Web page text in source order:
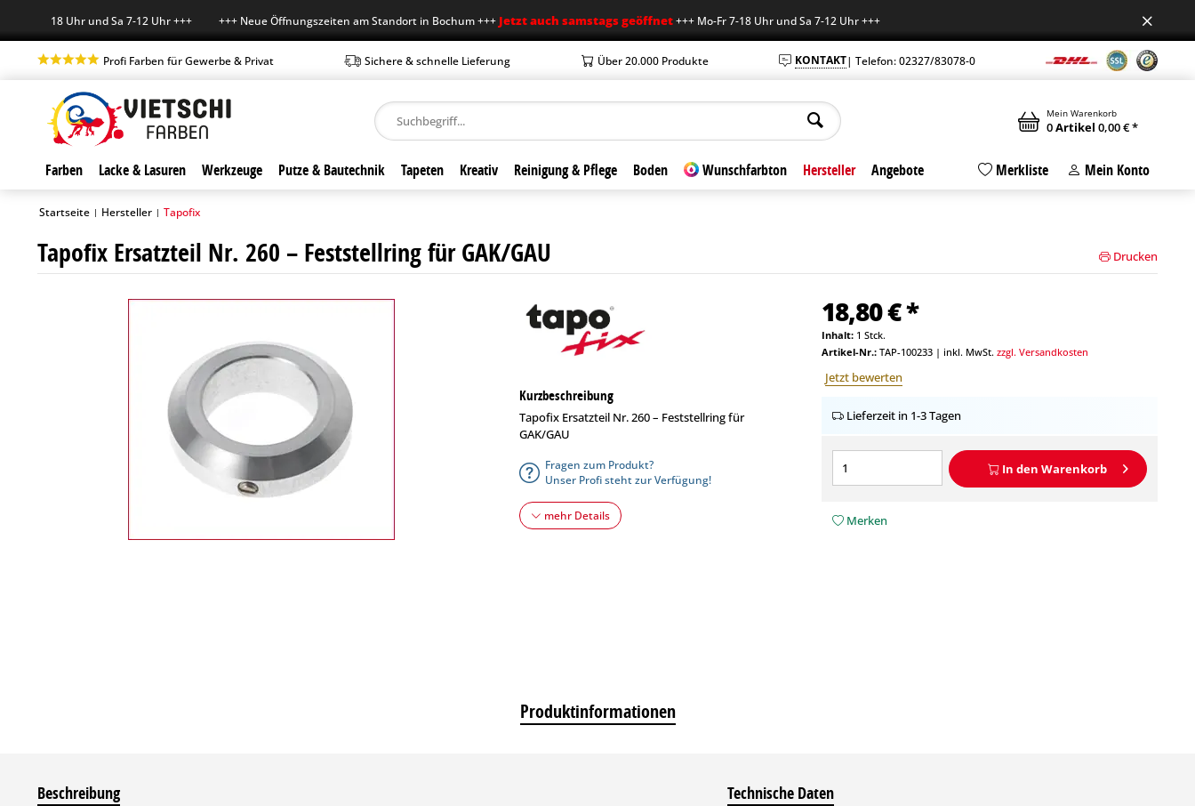
Fr 7-18 Uhr und Sa 7-12 Uhr +++ +++ Neue Öffnungszeiten am Standort in Bochum +++Jetzt auch samstags geöffnet+++ Mo-Fr 7-18 Uhr und Sa 7-12 Uhr +++
Profi Farben für Gewerbe & Privat Sichere & schnelle Lieferung Über 20.000 Produkte KONTAKT| Telefon: 02327/83078-0
Mein Warenkorb
0Artikel 0,00 € *
Farben Lacke & Lasuren Werkzeuge Putze & Bautechnik Tapeten Kreativ Reinigung & Pflege Boden Wunschfarbton Hersteller Angebote Merkliste Mein Konto
Startseite | Hersteller | Tapofix
Tapofix Ersatzteil Nr. 260 – Feststellring für GAK/GAU Drucken
Kurzbeschreibung
Tapofix Ersatzteil Nr. 260 – Feststellring für
GAK/GAU
Fragen zum Produkt?
Unser Profi steht zur Verfügung!
mehr Details
18,80 € *
Inhalt: 1 Stck.
Artikel-Nr.: TAP-100233| inkl. MwSt. zzgl. Versandkosten
Jetzt bewerten
Lieferzeit in 1-3 Tagen
In den Warenkorb
Merken
Produktinformationen
Beschreibung Technische Daten